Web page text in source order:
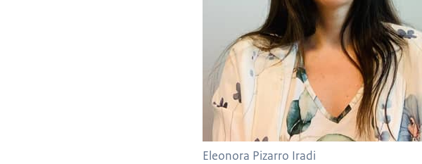
Eleonora Pizarro Iradi